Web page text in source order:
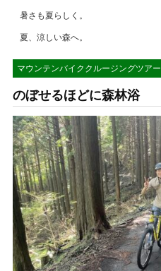
暑さも夏らしく。
夏、涼しい森へ。
マウンテンバイククルージングツアー
のぼせるほどに森林浴